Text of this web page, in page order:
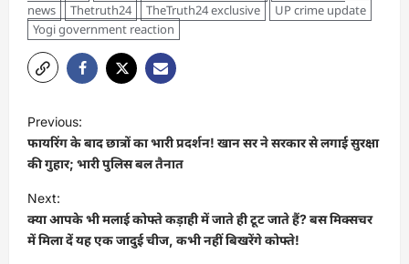
news
Thetruth24 TheTruth24 exclusive
UP crime update
Yogi government reaction
Previous:
फायरिंग के बाद छात्रों का भारी प्रदर्शन! खान सर ने सरकार से लगाई सुरक्षा
की गुहार; भारी पुलिस बल तैनात
Next:
क्या आपके भी मलाई कोफ्ते कड़ाही में जाते ही टूट जाते हैं? बस मिक्सचर
में मिला दें यह एक जादुई चीज, कभी नहीं बिखरेंगे कोफ्ते!